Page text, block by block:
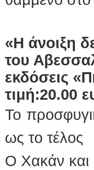
«Η άνοιξη
του
εκδόσεις
τιμή:20.00
Το
ως το τέλος
Ο Χακάν και